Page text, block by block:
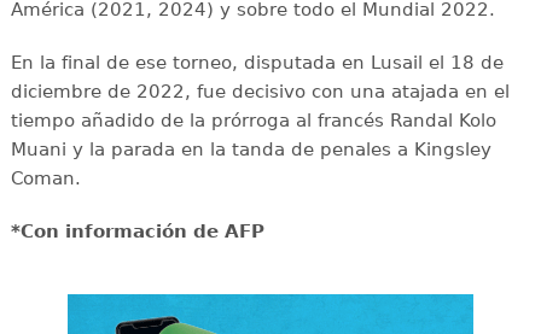
América (2021, 2024) y sobre todo el Mundial 2022.
En la final de ese torneo, disputada en Lusail el 18 de
diciembre de 2022, fue decisivo con una atajada en el
tiempo añadido de la prórroga al francés Randal Kolo
Muani y la parada en la tanda de penales a Kingsley
Coman.
*Con información de AFP